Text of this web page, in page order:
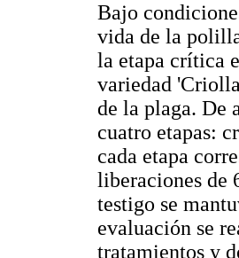
Bajo
vida de la
la etapa crítica
variedad
de la plaga. De
cuatro etapas:
cada etapa
liberaciones de
testigo se
evaluación se
tratamientos y